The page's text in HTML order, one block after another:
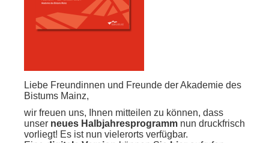
Liebe Freundinnen und Freunde der Akademie des
Bistums Mainz,
wir freuen uns, Ihnen mitteilen zu können, dass
unser neues Halbjahresprogramm nun druckfrisch
vorliegt! Es ist nun vielerorts verfügbar.